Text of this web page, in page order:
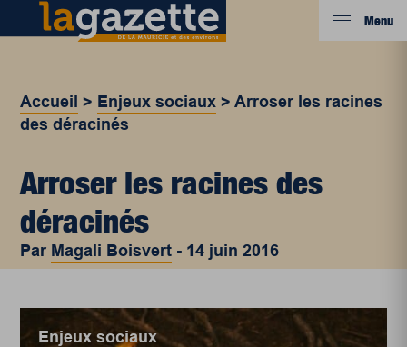
Menu
Accueil > Enjeux sociaux >Arroser les racines
des déracinés
Arroser les racines des
déracinés
Par Magali Boisvert - 14 juin 2016
Enjeux sociaux